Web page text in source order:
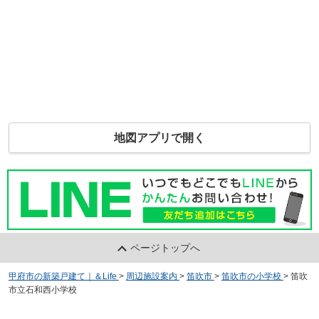
地図アプリで開く
ページトップへ
甲府市の新築戸建て｜＆Life > 周辺施設案内 > 笛吹市 > 笛吹市の小学校 > 笛吹
市立石和西小学校